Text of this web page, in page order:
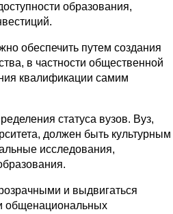
образования,
обеспечить путем создания
в частности общественной
квалификации самим
статуса вузов. Вуз,
должен быть культурным
исследования,
и выдвигаться
общенациональных